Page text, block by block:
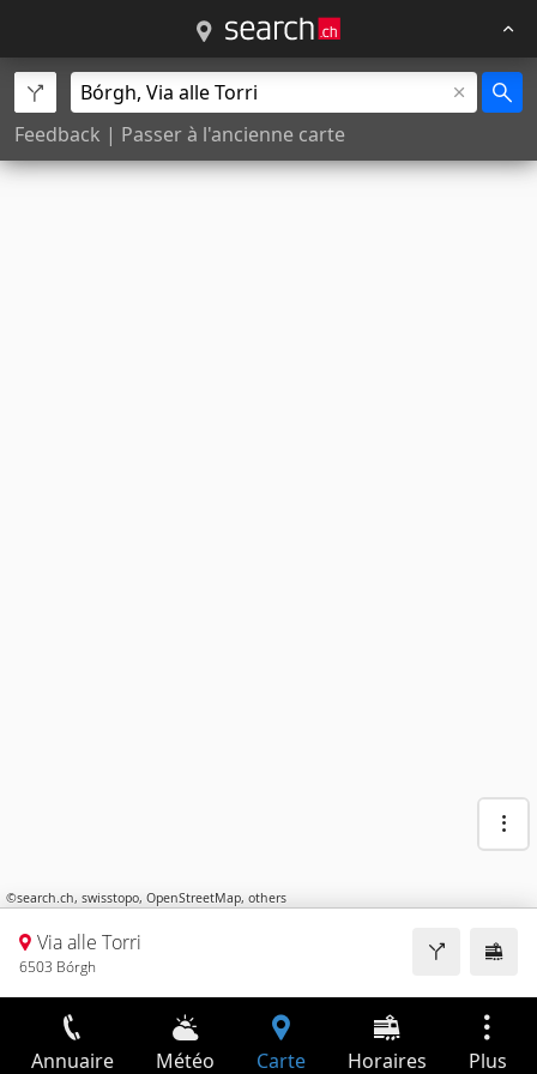
Feedback | Passer à l'ancienne carte
©search.ch, swisstopo, OpenStreetMap, others
Via alle Torri
6503 Bórgh
Annuaire Météo Carte Horaires Plus